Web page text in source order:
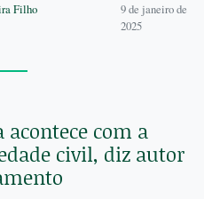
Filho
9 de janeiro de
2025
acontece com a
civil, diz autor